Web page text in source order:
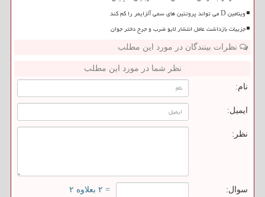
ویتامین D می تواند پروتئین های سمی آلزایمر را کم کند
جزییات بازداشت عامل انتشار لایو ضرب و جرح دختر جوان
نظرات بینندگان در مورد این مطلب
نظر شما در مورد این مطلب
نام:
ایمیل:
نظر:
سوال: = ۲ بعلاوه ۲